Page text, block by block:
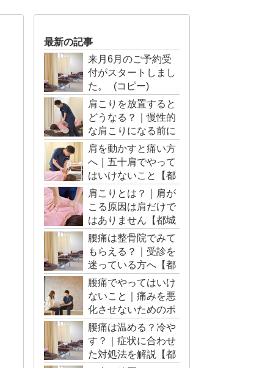
最新の記事
来月6月のご予約受
付がスタートしまし
た。 (コピー)
肩こりを放置すると
どうなる？｜慢性的
な肩こりになる前に
【都城市・三股町】
肩を動かすと痛い方
へ｜五十肩でやって
はいけないこと【都
城市・三股町】
肩こりとは？｜肩が
こる原因は肩だけで
はありません【都城
市・三股町】
腰痛は整骨院でみて
もらえる？｜受診を
迷っている方へ【都
城市・三股町】
腰痛でやってはいけ
ないこと｜痛みを悪
化させないためのポ
イント【都城市・三
股町】
腰痛は温める？冷や
す？｜症状に合わせ
た対処法を解説【都